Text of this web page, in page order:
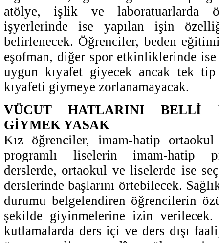
atölye, işlik ve laboratuarlarda
işyerlerinde ise yapılan işin
belirlenecek. Öğrenciler, beden
eşofman, diğer spor etkinliklerinde
uygun kıyafet giyecek ancak tek
kıyafeti giymeye zorlanamayacak.
VÜCUT HATLARINI BELLİ
GİYMEK YASAK
Kız öğrenciler, imam-hatip
programlı liselerin imam-hatip
derslerde, ortaokul ve liselerde ise
derslerinde başlarını örtebilecek.
durumu belgelendiren öğrencilerin
şekilde giyinmelerine izin
kutlamalarda ders içi ve ders dışı